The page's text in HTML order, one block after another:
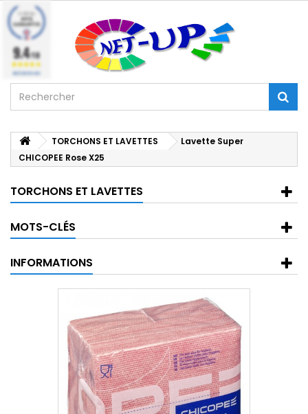
TORCHONS ET LAVETTES
Lavette Super
CHICOPEE Rose X25
TORCHONS ET LAVETTES
MOTS-CLÉS
INFORMATIONS
9.4/10